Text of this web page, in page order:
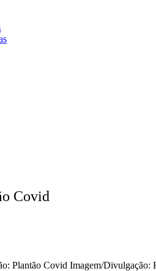
Covid
Plantão Covid Imagem/Divulgação: